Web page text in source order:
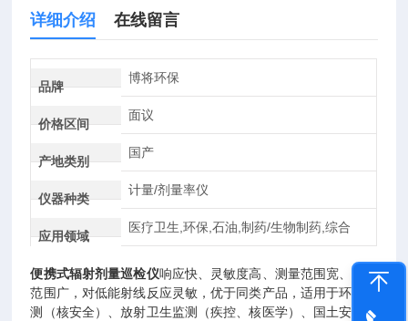
详细介绍 在线留言
品牌
博将环保
价格区间
面议
产地类别
国产
仪器种类
计量/剂量率仪
应用领域
医疗卫生,环保,石油,制药/生物制药,综合
便携式辐射剂量巡检仪响应快、灵敏度高、测量范围宽、应用
范围广，对低能射线反应灵敏，优于同类产品，适用于环保监
测（核安全）、放射卫生监测（疾控、核医学）、国土安全监